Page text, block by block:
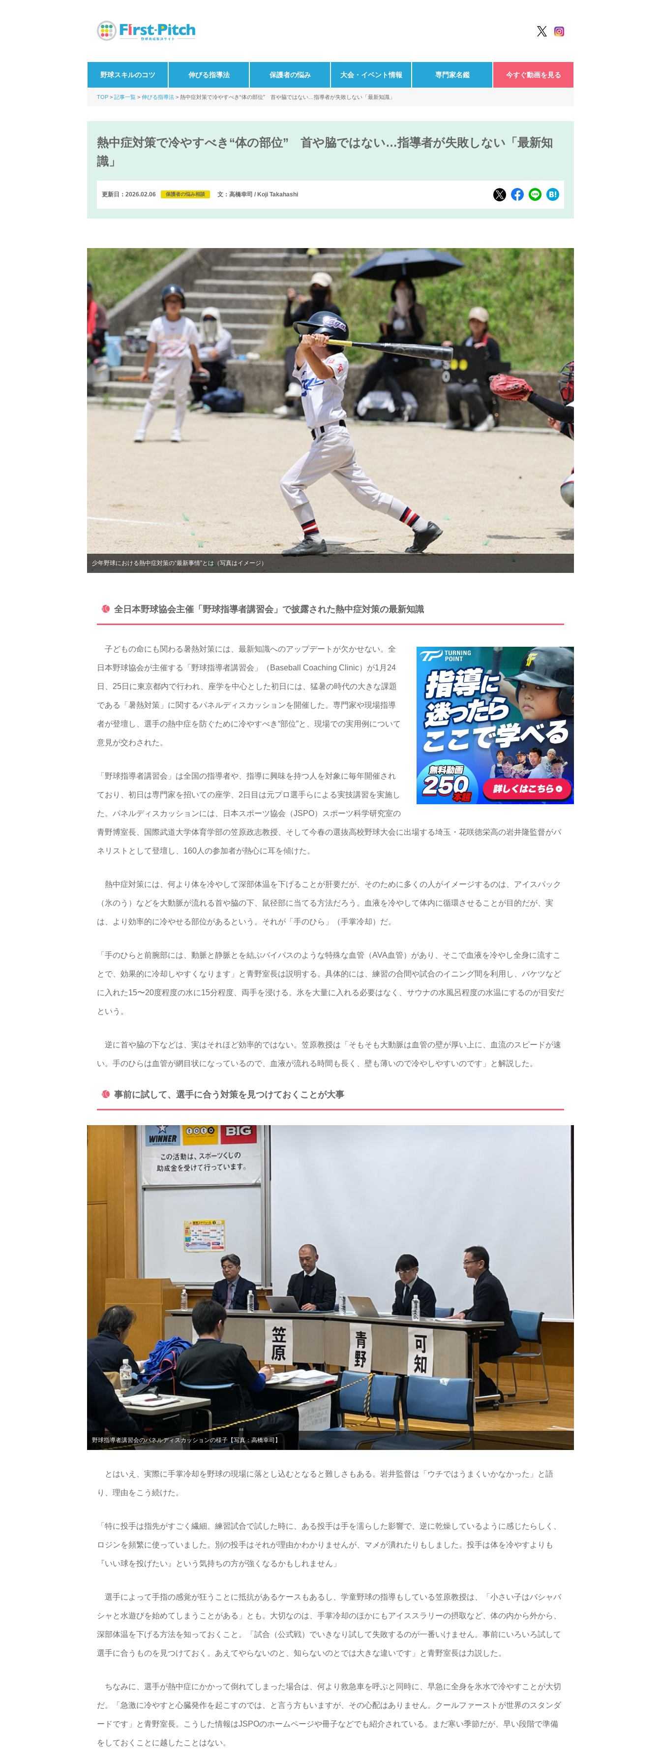
野球スキルのコツ 伸びる指導法 保護者の悩み 大会・イベント情報 専門家名鑑 今すぐ動画を見る
TOP 記事一覧 伸びる指導法 熱中症対策で冷やすべき“体の部位” 首や脇ではない…指導者が失敗しない「最新知識」
熱中症対策で冷やすべき“体の部位” 首や脇ではない…指導者が失敗しない「最新知
識」
更新日：2026.02.06 保護者の悩み相談 文：高橋幸司 / Koji Takahashi
少年野球における熱中症対策の“最新事情”とは（写真はイメージ）
全日本野球協会主催「野球指導者講習会」で披露された熱中症対策の最新知識
子どもの命にも関わる暑熱対策には、最新知識へのアップデートが欠かせない。全
日本野球協会が主催する「野球指導者講習会」（Baseball Coaching Clinic）が1月24
日、25日に東京都内で行われ、座学を中心とした初日には、猛暑の時代の大きな課題
である「暑熱対策」に関するパネルディスカッションを開催した。専門家や現場指導
者が登壇し、選手の熱中症を防ぐために冷やすべき“部位”と、現場での実用例について
意見が交わされた。
「野球指導者講習会」は全国の指導者や、指導に興味を持つ人を対象に毎年開催され
ており、初日は専門家を招いての座学、2日目は元プロ選手らによる実技講習を実施し
た。パネルディスカッションには、日本スポーツ協会（JSPO）スポーツ科学研究室の
青野博室長、国際武道大学体育学部の笠原政志教授、そして今春の選抜高校野球大会に出場する埼玉・花咲徳栄高の岩井隆監督がパ
ネリストとして登壇し、160人の参加者が熱心に耳を傾けた。
熱中症対策には、何より体を冷やして深部体温を下げることが肝要だが、そのために多くの人がイメージするのは、アイスパック
（氷のう）などを大動脈が流れる首や脇の下、鼠径部に当てる方法だろう。血液を冷やして体内に循環させることが目的だが、実
は、より効率的に冷やせる部位があるという。それが「手のひら」（手掌冷却）だ。
「手のひらと前腕部には、動脈と静脈とを結ぶバイパスのような特殊な血管（AVA血管）があり、そこで血液を冷やし全身に流すこ
とで、効果的に冷却しやすくなります」と青野室長は説明する。具体的には、練習の合間や試合のイニング間を利用し、バケツなど
に入れた15〜20度程度の水に15分程度、両手を浸ける。氷を大量に入れる必要はなく、サウナの水風呂程度の水温にするのが目安だ
という。
逆に首や脇の下などは、実はそれほど効率的ではない。笠原教授は「そもそも大動脈は血管の壁が厚い上に、血流のスピードが速
い。手のひらは血管が網目状になっているので、血液が流れる時間も長く、壁も薄いので冷やしやすいのです」と解説した。
事前に試して、選手に合う対策を見つけておくことが大事
野球指導者講習会のパネルディスカッションの様子【写真：高橋幸司】
とはいえ、実際に手掌冷却を野球の現場に落とし込むとなると難しさもある。岩井監督は「ウチではうまくいかなかった」と語
り、理由をこう続けた。
「特に投手は指先がすごく繊細。練習試合で試した時に、ある投手は手を濡らした影響で、逆に乾燥しているように感じたらしく、
ロジンを頻繁に使っていました。別の投手はそれが理由かわかりませんが、マメが潰れたりもしました。投手は体を冷やすよりも
『いい球を投げたい』という気持ちの方が強くなるかもしれません」
選手によって手指の感覚が狂うことに抵抗があるケースもあるし、学童野球の指導もしている笠原教授は、「小さい子はバシャバ
シャと水遊びを始めてしまうことがある」とも。大切なのは、手掌冷却のほかにもアイススラリーの摂取など、体の内から外から、
深部体温を下げる方法を知っておくこと。「試合（公式戦）でいきなり試して失敗するのが一番いけません。事前にいろいろ試して
選手に合うものを見つけておく。あえてやらないのと、知らないのとでは大きな違いです」と青野室長は力説した。
ちなみに、選手が熱中症にかかって倒れてしまった場合は、何より救急車を呼ぶと同時に、早急に全身を氷水で冷やすことが大切
だ。「急激に冷やすと心臓発作を起こすのでは、と言う方もいますが、その心配はありません。クールファーストが世界のスタンダ
ードです」と青野室長。こうした情報はJSPOのホームページや冊子などでも紹介されている。まだ寒い季節だが、早い段階で準備
をしておくことに越したことはない。